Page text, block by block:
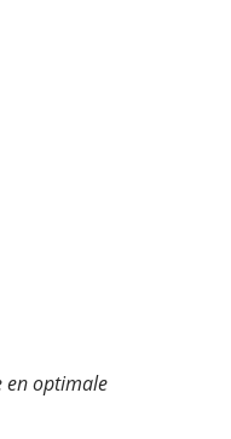
en optimale